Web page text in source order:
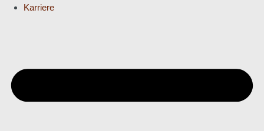
Karriere